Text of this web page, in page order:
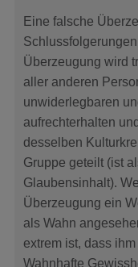
Eine falsche
Überzeugung wird
aller anderen
unwiderlegbaren
aufrechterhalten
desselben
Gruppe geteilt (ist
Glaubensinhalt).
Überzeugung ein
als Wahn
extrem ist, dass
Wahnhafte